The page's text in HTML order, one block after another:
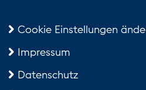
Cookie Einstellungen
Impressum
Datenschutz